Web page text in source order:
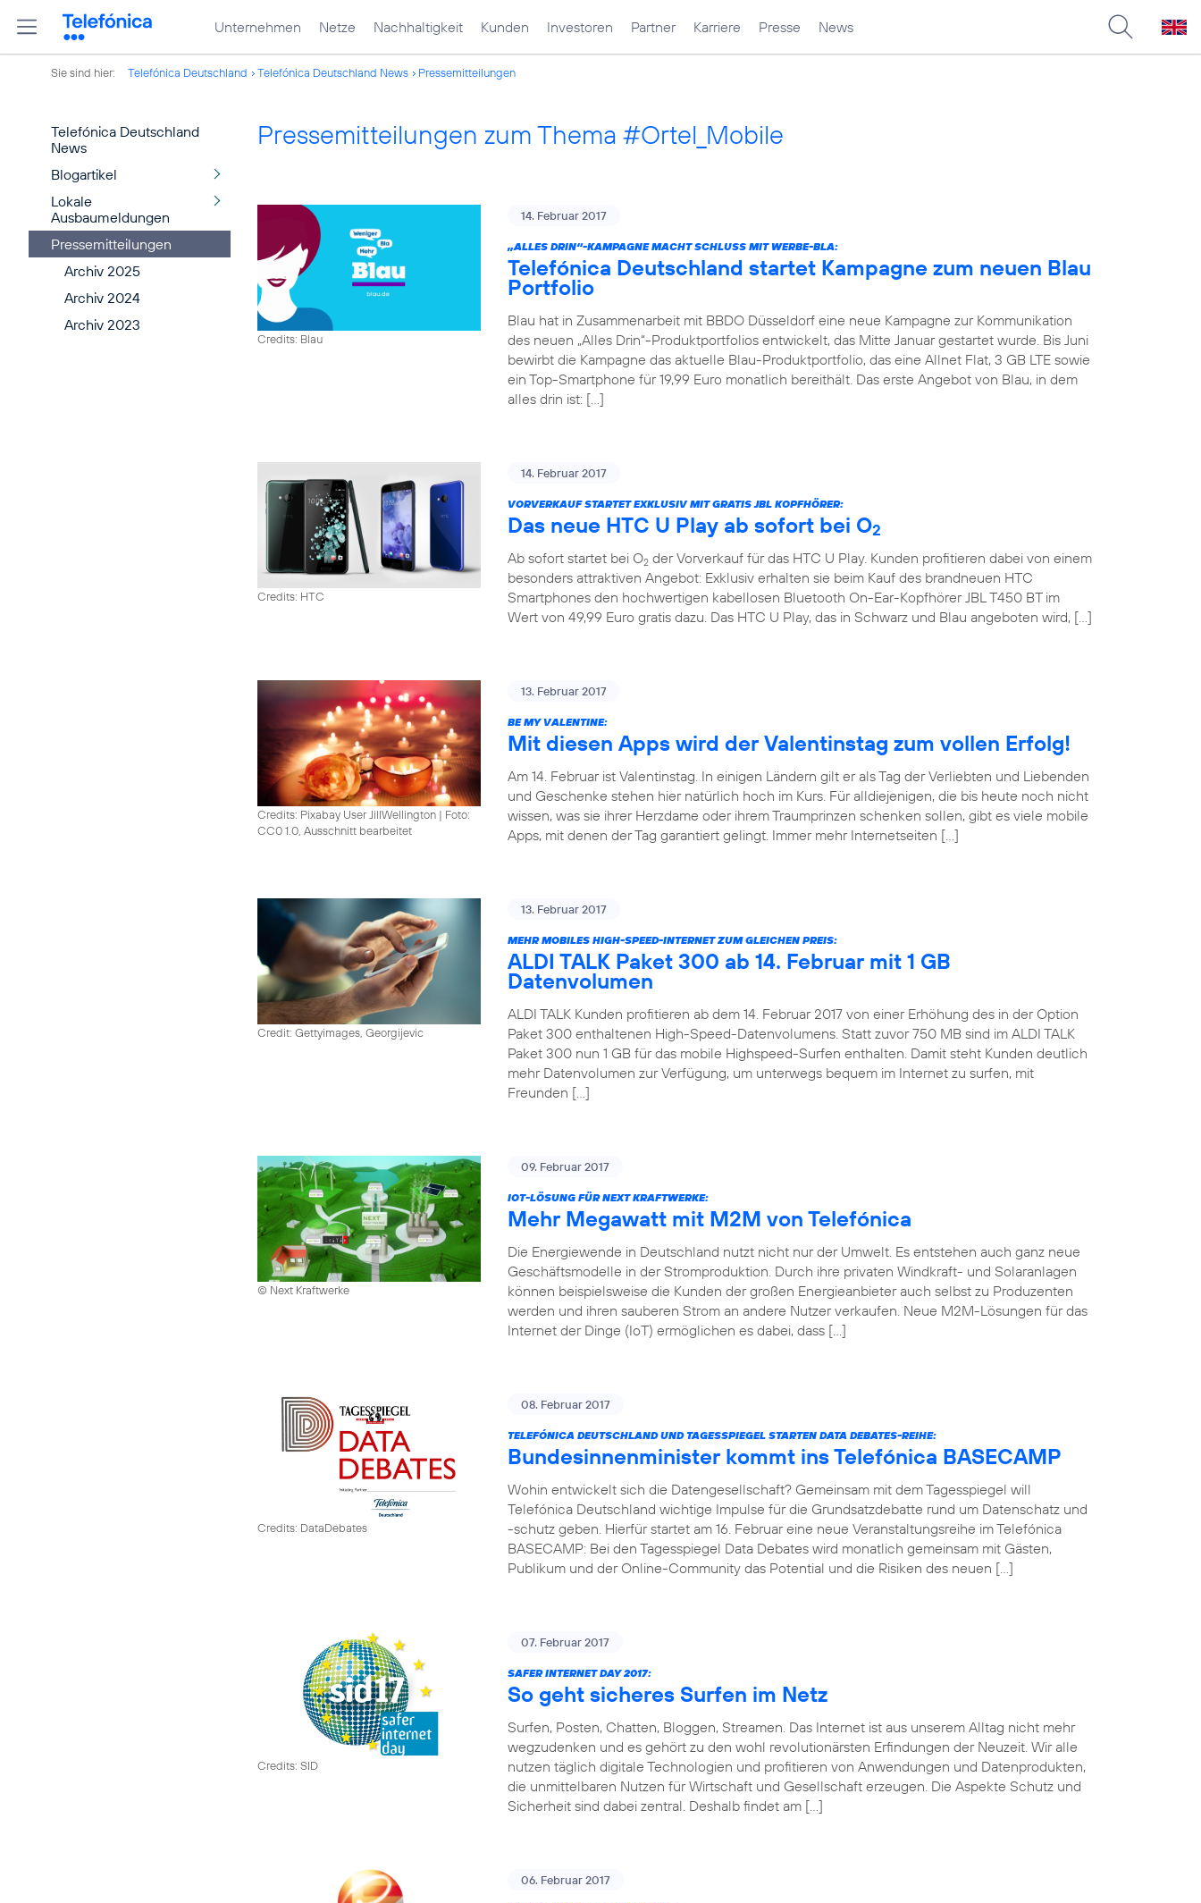
Unternehmen Netze Nachhaltigkeit Kunden Investoren Partner Karriere Presse News
Sie sind hier: Telefónica Deutschland Telefónica Deutschland News Pressemitteilungen
Telefónica Deutschland
News
Blogartikel
Lokale
Ausbaumeldungen
Pressemitteilungen
Archiv 2025
Archiv 2024
Archiv 2023
Pressemitteilungen zum Thema #Ortel_Mobile
Credits: Blau
14. Februar 2017
„ALLES DRIN“-KAMPAGNE MACHT SCHLUSS MIT WERBE-BLA:
Telefónica Deutschland startet Kampagne zum neuen Blau
Portfolio
Blau hat in Zusammenarbeit mit BBDO Düsseldorf eine neue Kampagne zur Kommunikation
des neuen „Alles Drin“-Produktportfolios entwickelt, das Mitte Januar gestartet wurde. Bis Juni
bewirbt die Kampagne das aktuelle Blau-Produktportfolio, das eine Allnet Flat, 3 GB LTE sowie
ein Top-Smartphone für 19,99 Euro monatlich bereithält. Das erste Angebot von Blau, in dem
alles drin ist: […]
Credits: HTC
14. Februar 2017
VORVERKAUF STARTET EXKLUSIV MIT GRATIS JBL KOPFHÖRER:
Das neue HTC U Play ab sofort bei O2
Ab sofort startet bei O2 der Vorverkauf für das HTC U Play. Kunden profitieren dabei von einem
besonders attraktiven Angebot: Exklusiv erhalten sie beim Kauf des brandneuen HTC
Smartphones den hochwertigen kabellosen Bluetooth On-Ear-Kopfhörer JBL T450 BT im
Wert von 49,99 Euro gratis dazu. Das HTC U Play, das in Schwarz und Blau angeboten wird, […]
Credits: Pixabay User JillWellington | Foto:
CC0 1.0, Ausschnitt bearbeitet
13. Februar 2017
BE MY VALENTINE:
Mit diesen Apps wird der Valentinstag zum vollen Erfolg!
Am 14. Februar ist Valentinstag. In einigen Ländern gilt er als Tag der Verliebten und Liebenden
und Geschenke stehen hier natürlich hoch im Kurs. Für alldiejenigen, die bis heute noch nicht
wissen, was sie ihrer Herzdame oder ihrem Traumprinzen schenken sollen, gibt es viele mobile
Apps, mit denen der Tag garantiert gelingt. Immer mehr Internetseiten […]
Credit: Gettyimages, Georgijevic
13. Februar 2017
MEHR MOBILES HIGH-SPEED-INTERNET ZUM GLEICHEN PREIS:
ALDI TALK Paket 300 ab 14. Februar mit 1 GB
Datenvolumen
ALDI TALK Kunden profitieren ab dem 14. Februar 2017 von einer Erhöhung des in der Option
Paket 300 enthaltenen High-Speed-Datenvolumens. Statt zuvor 750 MB sind im ALDI TALK
Paket 300 nun 1 GB für das mobile Highspeed-Surfen enthalten. Damit steht Kunden deutlich
mehr Datenvolumen zur Verfügung, um unterwegs bequem im Internet zu surfen, mit
Freunden […]
© Next Kraftwerke
09. Februar 2017
IOT-LÖSUNG FÜR NEXT KRAFTWERKE:
Mehr Megawatt mit M2M von Telefónica
Die Energiewende in Deutschland nutzt nicht nur der Umwelt. Es entstehen auch ganz neue
Geschäftsmodelle in der Stromproduktion. Durch ihre privaten Windkraft- und Solaranlagen
können beispielsweise die Kunden der großen Energieanbieter auch selbst zu Produzenten
werden und ihren sauberen Strom an andere Nutzer verkaufen. Neue M2M-Lösungen für das
Internet der Dinge (IoT) ermöglichen es dabei, dass […]
Credits: DataDebates
08. Februar 2017
TELEFÓNICA DEUTSCHLAND UND TAGESSPIEGEL STARTEN DATA DEBATES-REIHE:
Bundesinnenminister kommt ins Telefónica BASECAMP
Wohin entwickelt sich die Datengesellschaft? Gemeinsam mit dem Tagesspiegel will
Telefónica Deutschland wichtige Impulse für die Grundsatzdebatte rund um Datenschatz und
-schutz geben. Hierfür startet am 16. Februar eine neue Veranstaltungsreihe im Telefónica
BASECAMP: Bei den Tagesspiegel Data Debates wird monatlich gemeinsam mit Gästen,
Publikum und der Online-Community das Potential und die Risiken des neuen […]
Credits: SID
07. Februar 2017
SAFER INTERNET DAY 2017:
So geht sicheres Surfen im Netz
Surfen, Posten, Chatten, Bloggen, Streamen. Das Internet ist aus unserem Alltag nicht mehr
wegzudenken und es gehört zu den wohl revolutionärsten Erfindungen der Neuzeit. Wir alle
nutzen täglich digitale Technologien und profitieren von Anwendungen und Datenprodukten,
die unmittelbaren Nutzen für Wirtschaft und Gesellschaft erzeugen. Die Aspekte Schutz und
Sicherheit sind dabei zentral. Deshalb findet am […]
06. Februar 2017